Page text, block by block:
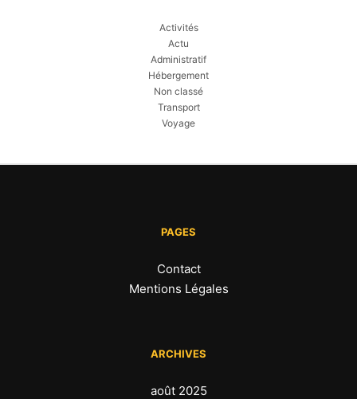
Activités
Actu
Administratif
Hébergement
Non classé
Transport
Voyage
PAGES
Contact
Mentions Légales
ARCHIVES
août 2025